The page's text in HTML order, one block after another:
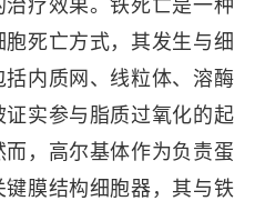
疗效果。铁死亡是一种
死亡方式，其发生与细
内质网、线粒体、溶酶
实参与脂质过氧化的起
，高尔基体作为负责蛋
膜结构细胞器，其与铁